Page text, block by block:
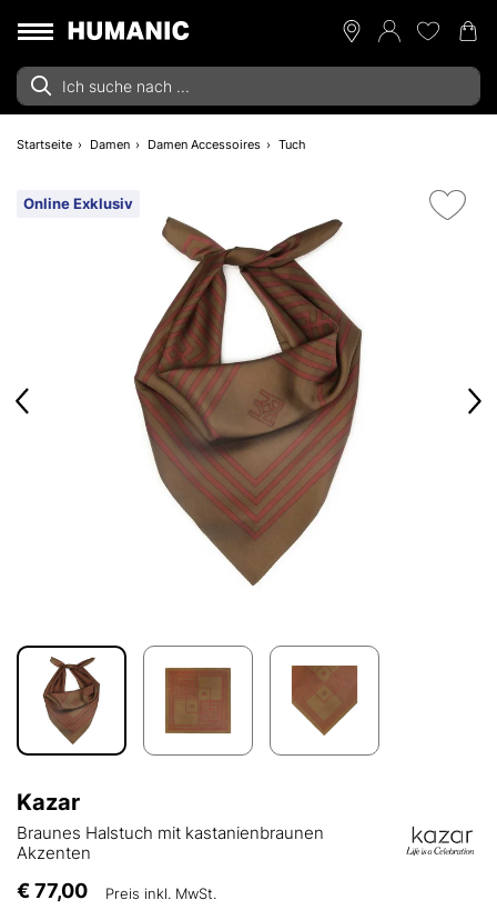
Startseite Damen Damen Accessoires Tuch
Online Exklusiv
Kazar
Braunes Halstuch mit kastanienbraunen
Akzenten
€ 77,00 Preis inkl. MwSt.